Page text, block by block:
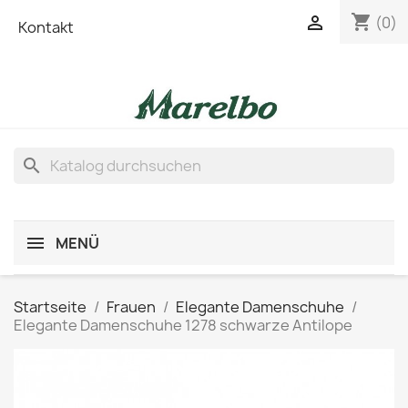
Kontakt shopping_cart (0)

search
MENÜ
Startseite Frauen
Elegante Damenschuhe
Elegante Damenschuhe 1278 schwarze Antilope